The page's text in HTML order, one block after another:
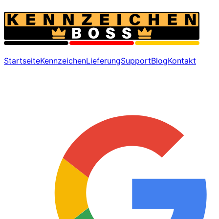
StartseiteKennzeichenLieferungSupportBlogKontakt